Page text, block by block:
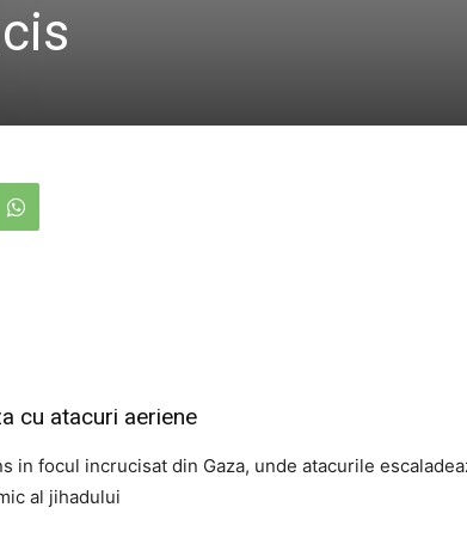
cu atacuri aeriene
in focul incrucisat din Gaza, unde atacurile
al jihadului